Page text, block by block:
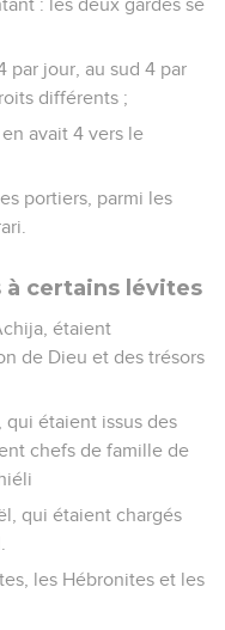
: les deux gardes se
par jour, au sud 4 par
différents ;
avait 4 vers le
portiers, parmi les
à certains lévites
étaient
de Dieu et des trésors
qui étaient issus des
chefs de famille de
qui étaient chargés
les Hébronites et les